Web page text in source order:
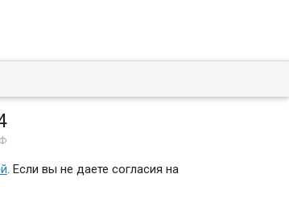
. Если вы не даете согласия на